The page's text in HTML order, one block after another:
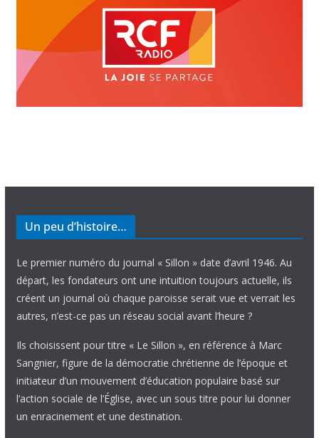
Un peu d’histoire…
Le premier numéro du journal « Sillon » date d’avril 1946. Au
départ, les fondateurs ont une intuition toujours actuelle, ils
créent un journal où chaque paroisse serait vue et verrait les
autres, n’est-ce pas un réseau social avant l’heure ?
Ils choisissent pour titre « Le Sillon », en référence à Marc
Sangnier, figure de la démocratie chrétienne de l’époque et
initiateur d’un mouvement d’éducation populaire basé sur
l’action sociale de l’Église, avec un sous titre pour lui donner
un enracinement et une destination.